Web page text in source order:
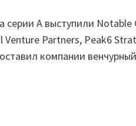
A выступили Notable
Partners, Peak6
компании